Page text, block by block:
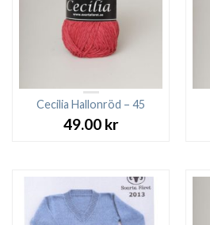
Cecilia Hallonröd – 45
49.00 kr